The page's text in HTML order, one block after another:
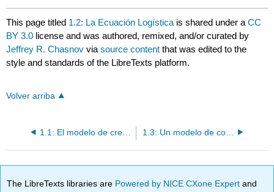
This page titled 1.2: La Ecuación Logísticais shared under aCC
BY 3.0 license and was authored, remixed, and/or curated by
Jeffrey R. Chasnov viasource content that was edited to the
style and standards of the LibreTexts platform.
Volver arriba
1.1: El modelo de crecimiento maltusiano 1.3: Un modelo de competencia de especies
The LibreTexts libraries are Powered by NICE CXone Expertand